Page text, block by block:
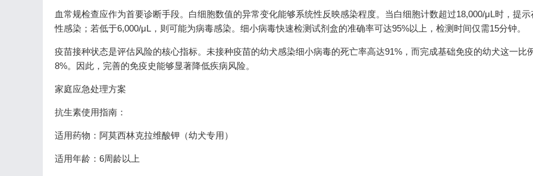
血常规检查应作为首要诊断手段。白细胞数值的异常变化能够系统性反映感染程度。当白细胞计数超过18,000/μL时，提
性感染；若低于6,000/μL，则可能为病毒感染。细小病毒快速检测试剂盒的准确率可达95%以上，检测时间仅需15分钟。
疫苗接种状态是评估风险的核心指标。未接种疫苗的幼犬感染细小病毒的死亡率高达91%，而完成基础免疫的幼犬这一比
8%。因此，完善的免疫史能够显著降低疾病风险。
家庭应急处理方案
抗生素使用指南：
适用药物：阿莫西林克拉维酸钾（幼犬专用）
适用年龄：6周龄以上